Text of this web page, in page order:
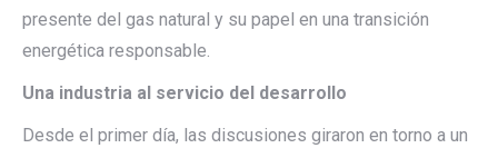
presente del gas natural y su papel en una transición
energética responsable.
Una industria al servicio del desarrollo
Desde el primer día, las discusiones giraron en torno a un